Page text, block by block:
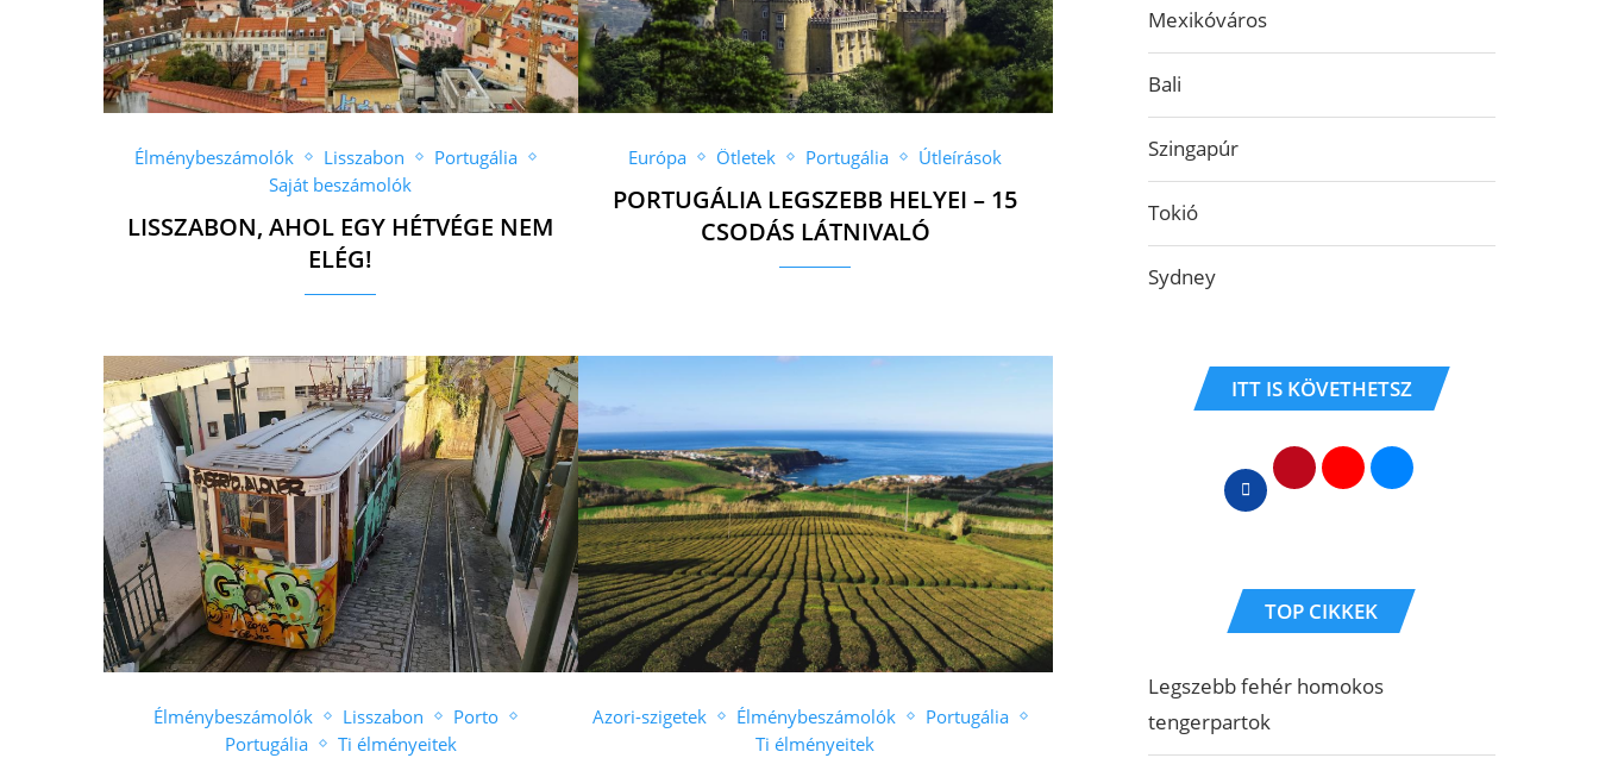
Élménybeszámolók Lisszabon
Portugália
Saját beszámolók
LISSZABON, AHOL EGY HÉTVÉGE NEM
ELÉG!
Európa Ötletek Portugália Útleírások
PORTUGÁLIA LEGSZEBB HELYEI – 15
CSODÁS LÁTNIVALÓ
Élménybeszámolók Lisszabon
Porto
Portugália
Ti élményeitek
Azori-szigetek Élménybeszámolók
Portugália
Ti élményeitek
Mexikóváros
Bali
Szingapúr
Tokió
Sydney
ITT IS KÖVETHETSZ
TOP CIKKEK
Legszebb fehér homokos
tengerpartok